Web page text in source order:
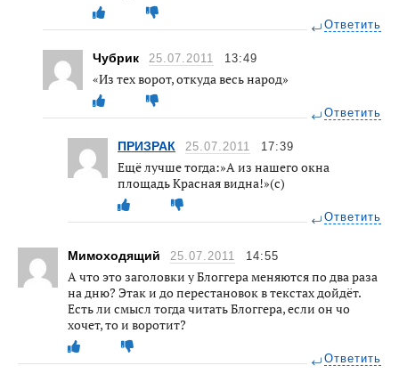
Ответить
Чубрик 25.07.2011 13:49
«Из тех ворот, откуда весь народ»
Ответить
ПРИЗРАК 25.07.2011 17:39
Ещё лучше тогда:»А из нашего окна
площадь Красная видна!»(с)
Ответить
Мимоходящий 25.07.2011 14:55
А что это заголовки у Блоггера меняются по два раза
на дню? Этак и до перестановок в текстах дойдёт.
Есть ли смысл тогда читать Блоггера, если он чо
хочет, то и воротит?
Ответить